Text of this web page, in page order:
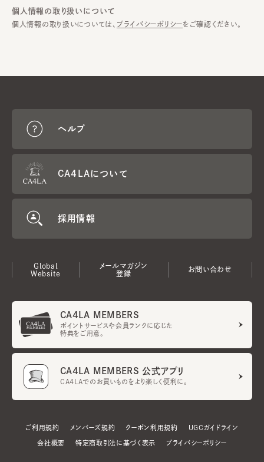
個人情報の取り扱いについて
個人情報の取り扱いについては、 プライバシーポリシーをご確認ください。
ヘルプ
CA4LAについて
採用情報
Global
Website
メールマガジン
登録
お問い合わせ
CA4LA MEMBERS
ポイントサービスや会員ランクに応じた
特典をご用意。
CA4LA MEMBERS 公式アプリ
CA4LAでのお買いものをより楽しく便利に。
ご利用規約 メンバーズ規約 クーポン利用規約 UGCガイドライン
会社概要 特定商取引法に基づく表示 プライバシーポリシー